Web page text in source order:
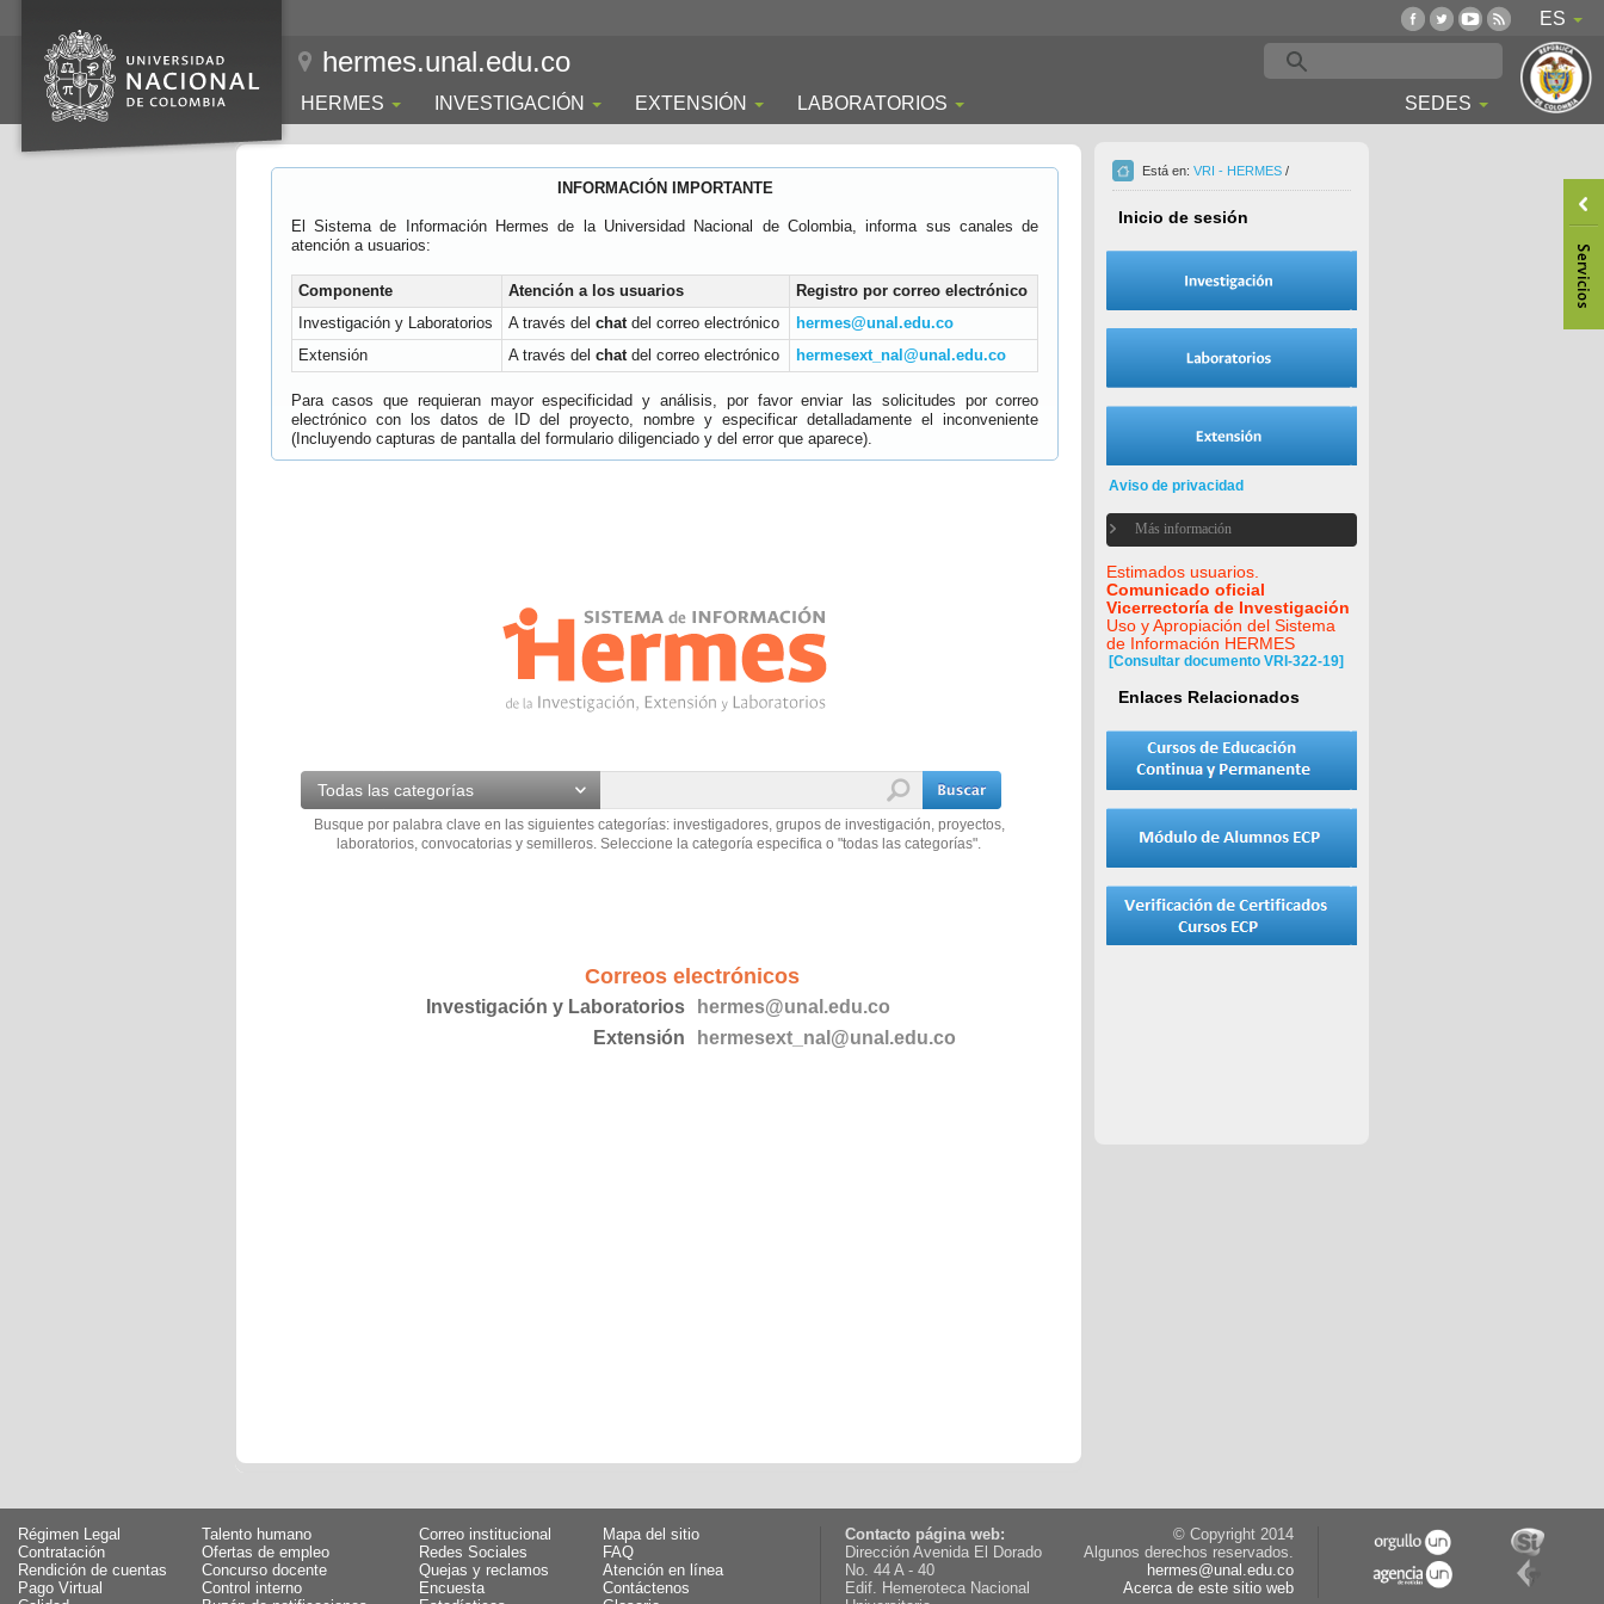
ES
hermes.unal.edu.co
HERMES INVESTIGACIÓN EXTENSIÓN LABORATORIOS SEDES
INFORMACIÓN IMPORTANTE
El Sistema de Información Hermes de la Universidad Nacional de Colombia, informa sus canales de
atención a usuarios:
Componente Atención a los usuarios
Registro por correo electrónico
Investigación y Laboratorios
A través del chatdel correo electrónico
hermes@unal.edu.co
Extensión
A través del chatdel correo electrónico hermesext_nal@unal.edu.co
Para casos que requieran mayor especificidad y análisis, por favor enviar las solicitudes por correo
electrónico con los datos de ID del proyecto, nombre y especificar detalladamente el inconveniente
(Incluyendo capturas de pantalla del formulario diligenciado y del error que aparece).
Todas las categorías
Busque por palabra clave en las siguientes categorías: investigadores, grupos de investigación, proyectos,
laboratorios, convocatorias y semilleros. Seleccione la categoría especifica o "todas las categorías".
Correos electrónicos
Investigación y Laboratorios
hermes@unal.edu.co
Extensión
hermesext_nal@unal.edu.co
Está en: VRI - HERMES /
Inicio de sesión
Aviso de privacidad
Más información
Estimados usuarios.
Comunicado oficial
Vicerrectoría de Investigación
Uso y Apropiación del Sistema
de Información HERMES
[Consultar documento VRI-322-19]
Enlaces Relacionados
Régimen Legal
Talento humano
Contratación
Ofertas de empleo
Rendición de cuentas
Concurso docente
Pago Virtual
Control interno
Correo institucional
Mapa del sitio
Redes Sociales
FAQ
Quejas y reclamos
Atención en línea
Encuesta
Contáctenos
Contacto página web:
Dirección Avenida El Dorado
No. 44 A - 40
Edif. Hemeroteca Nacional
© Copyright 2014
Algunos derechos reservados.
hermes@unal.edu.co
Acerca de este sitio web